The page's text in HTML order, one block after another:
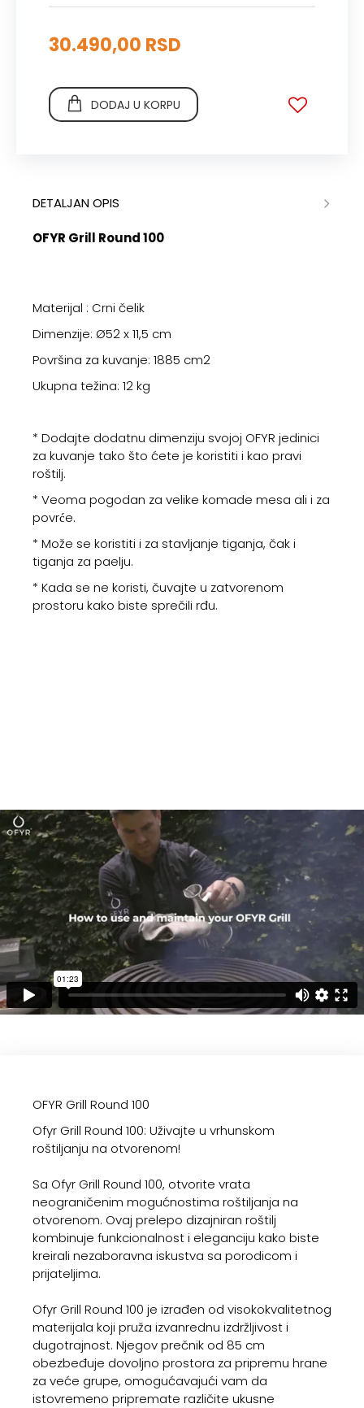
30.490,00 RSD
DODAJ U KORPU
DETALJAN OPIS
OFYR Grill Round 100
Materijal : Crni čelik
Dimenzije: Ø52 x 11,5 cm
Površina za kuvanje: 1885 cm2
Ukupna težina: 12 kg
* Dodajte dodatnu dimenziju svojoj OFYR jedinici
za kuvanje tako što ćete je koristiti i kao pravi
roštilj.
* Veoma pogodan za velike komade mesa ali i za
povrće.
* Može se koristiti i za stavljanje tiganja, čak i
tiganja za paelju.
* Kada se ne koristi, čuvajte u zatvorenom
prostoru kako biste sprečili rđu.
OFYR Grill Round 100
Ofyr Grill Round 100: Uživajte u vrhunskom
roštiljanju na otvorenom!
Sa Ofyr Grill Round 100, otvorite vrata
neograničenim mogućnostima roštiljanja na
otvorenom. Ovaj prelepo dizajniran roštilj
kombinuje funkcionalnost i eleganciju kako biste
kreirali nezaboravna iskustva sa porodicom i
prijateljima.
Ofyr Grill Round 100 je izrađen od visokokvalitetnog
materijala koji pruža izvanrednu izdržljivost i
dugotrajnost. Njegov prečnik od 85 cm
obezbeđuje dovoljno prostora za pripremu hrane
za veće grupe, omogućavajući vam da
istovremeno pripremate različite ukusne